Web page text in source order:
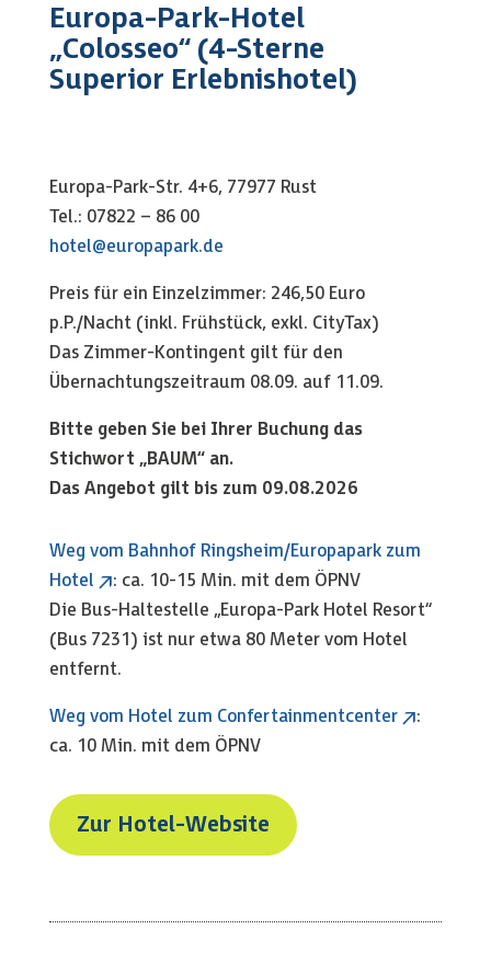
Europa-Park-Hotel
„Colosseo“ (4-Sterne
Superior Erlebnishotel)
Europa-Park-Str. 4+6, 77977 Rust
Tel.: 07822 – 86 00
hotel@europapark.de
Preis für ein Einzelzimmer: 246,50 Euro
p.P./Nacht (inkl. Frühstück, exkl. CityTax)
Das Zimmer-Kontingent gilt für den
Übernachtungszeitraum 08.09. auf 11.09.
Bitte geben Sie bei Ihrer Buchung das
Stichwort „BAUM“ an.
Das Angebot gilt bis zum 09.08.2026
Weg vom Bahnhof Ringsheim/Europapark zum
Hotel
: ca. 10-15 Min. mit dem ÖPNV
Die Bus-Haltestelle „Europa-Park Hotel Resort“
(Bus 7231) ist nur etwa 80 Meter vom Hotel
entfernt.
Weg vom Hotel zum Confertainmentcenter
:
ca. 10 Min. mit dem ÖPNV
Zur Hotel-Website